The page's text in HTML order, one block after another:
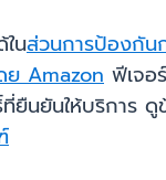
ในส่วนการป้องกัน
ย Amazon ฟีเจอ
ยืนยันให้บริการ ดู